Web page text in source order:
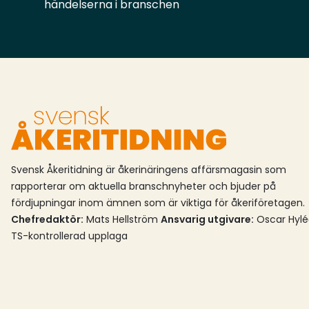
kommer att få hjälp med reservdelar och
E45 norr och Göteborg.
händelserna i branschen
Svensk Åkeritidning är åkerinäringens affärsmagasin som
rapporterar om aktuella branschnyheter och bjuder på
fördjupningar inom ämnen som är viktiga för åkeriföretagen.
Chefredaktör: Mats Hellström Ansvarig utgivare: Oscar
TS-kontrollerad upplaga